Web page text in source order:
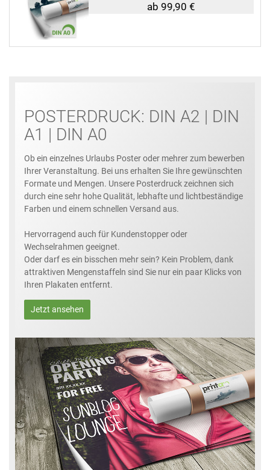
ab 99,90 €
POSTERDRUCK: DIN A2 | DIN
A1 | DIN A0
Ob ein einzelnes Urlaubs Poster oder mehrer zum bewerben
Ihrer Veranstaltung. Bei uns erhalten Sie Ihre gewünschten
Formate und Mengen. Unsere Posterdruck zeichnen sich
durch eine sehr hohe Qualität, lebhafte und lichtbeständige
Farben und einem schnellen Versand aus.
Hervorragend auch für Kundenstopper oder
Wechselrahmen geeignet.
Oder darf es ein bisschen mehr sein? Kein Problem, dank
attraktiven Mengenstaffeln sind Sie nur ein paar Klicks von
Ihren Plakaten entfernt.
Jetzt ansehen